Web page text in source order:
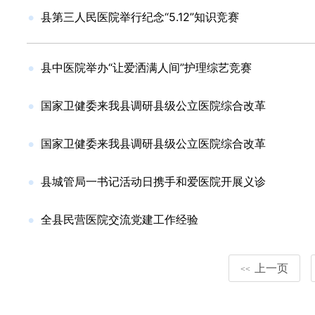
县第三人民医院举行纪念“5.12”知识竞赛
县中医院举办“让爱洒满人间”护理综艺竞赛
国家卫健委来我县调研县级公立医院综合改革
国家卫健委来我县调研县级公立医院综合改革
县城管局一书记活动日携手和爱医院开展义诊
全县民营医院交流党建工作经验
<< 上一页